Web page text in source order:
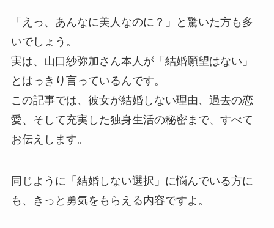
「えっ、あんなに美人なのに？」と驚いた方も多
いでしょう。
実は、山口紗弥加さん本人が「結婚願望はない」
とはっきり言っているんです。
この記事では、彼女が結婚しない理由、過去の恋
愛、そして充実した独身生活の秘密まで、すべて
お伝えします。
同じように「結婚しない選択」に悩んでいる方に
も、きっと勇気をもらえる内容ですよ。